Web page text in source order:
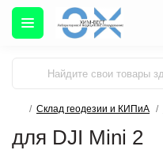
Склад геодезии и КИПиА
для DJI Mini 2